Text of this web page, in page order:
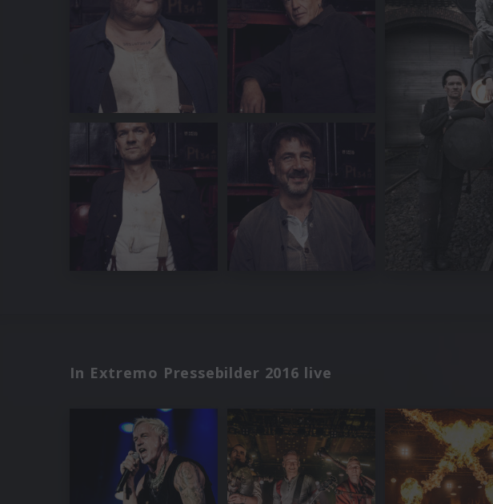
In Extremo Pressebilder 2016 live